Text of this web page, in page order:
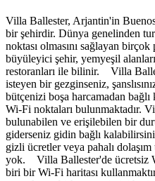
Villa Ballester, Arjantin'in
bir şehirdir. Dünya genelinden
noktası olmasını sağlayan
büyüleyici şehir, yemyeşil
restoranları ile bilinir. Villa
isteyen bir gezginseniz,
bütçenizi boşa harcamadan
Wi-Fi noktaları bulunmaktadır.
bulunabilen ve erişilebilen bir
giderseniz gidin bağlı
gizli ücretler veya pahalı
yok. Villa Ballester'de ücretsiz
biri bir Wi-Fi haritası